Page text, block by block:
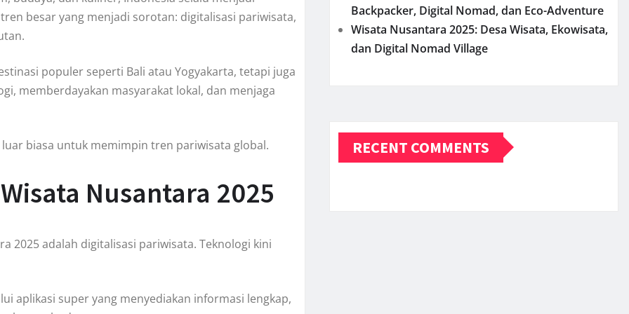
besar yang menjadi sorotan: digitalisasi pariwisata,
populer seperti Bali atau Yogyakarta, tetapi juga
memberdayakan masyarakat lokal, dan menjaga
biasa untuk memimpin tren pariwisata global.
Nusantara 2025
2025 adalah digitalisasi pariwisata. Teknologi kini
aplikasi super yang menyediakan informasi lengkap,
Backpacker, Digital Nomad, dan Eco-Adventure
Wisata Nusantara 2025: Desa Wisata, Ekowisata,
dan Digital Nomad Village
RECENT COMMENTS